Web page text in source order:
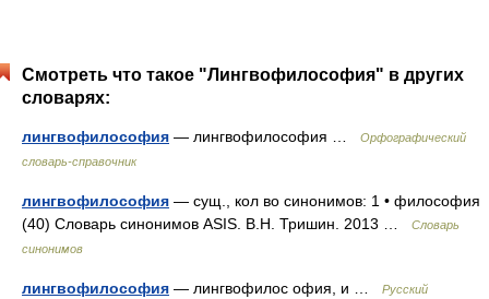
Смотреть что такое "Лингвофилософия" в других
словарях:
лингвофилософия — лингвофилософия …
Орфографический
словарь-справочник
лингвофилософия — сущ., кол во синонимов: 1 • философия
(40) Словарь синонимов ASIS. В.Н. Тришин. 2013 …
Словарь
синонимов
лингвофилософия — лингвофилос офия, и …
Русский